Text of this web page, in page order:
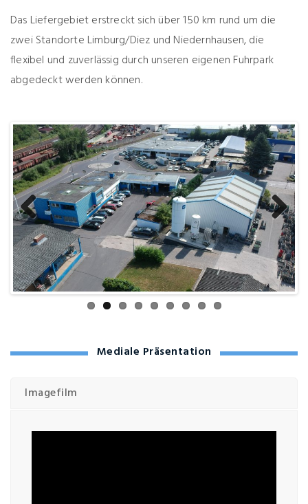
Das Liefergebiet erstreckt sich über 150 km rund um die
zwei Standorte Limburg/Diez und Niedernhausen, die
flexibel und zuverlässig durch unseren eigenen Fuhrpark
abgedeckt werden können.
Previous Next
Mediale Präsentation
Imagefilm